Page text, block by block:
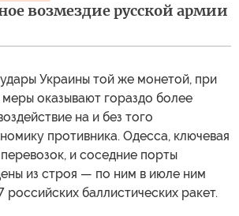
возмездие русской армии
Украины той же монетой, при
оказывают гораздо более
на и без того
противника. Одесса, ключевая
и соседние порты
из строя — по ним в июле ним
баллистических ракет.